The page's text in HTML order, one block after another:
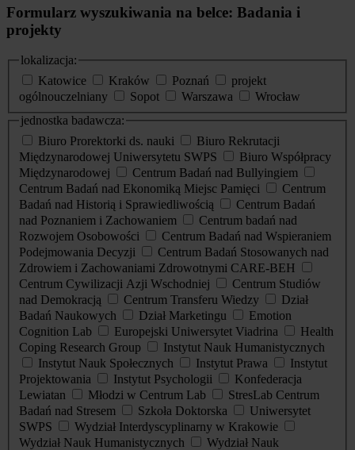
Formularz wyszukiwania na belce: Badania i
projekty
lokalizacja:
Katowice
Kraków Poznań
projekt
ogólnouczelniany
Sopot Warszawa
Wrocław
jednostka badawcza:
Biuro Prorektorki ds. nauki
Biuro Rekrutacji
Międzynarodowej Uniwersytetu SWPS
Biuro Współpracy
Międzynarodowej
Centrum Badań nad Bullyingiem
Centrum Badań nad Ekonomiką Miejsc Pamięci
Centrum
Badań nad Historią i Sprawiedliwością
Centrum Badań
nad Poznaniem i Zachowaniem
Centrum badań nad
Rozwojem Osobowości
Centrum Badań nad Wspieraniem
Podejmowania Decyzji
Centrum Badań Stosowanych nad
Zdrowiem i Zachowaniami Zdrowotnymi CARE-BEH
Centrum Cywilizacji Azji Wschodniej
Centrum Studiów
nad Demokracją
Centrum Transferu Wiedzy
Dział
Badań Naukowych
Dział Marketingu
Emotion
Cognition Lab
Europejski Uniwersytet Viadrina
Health
Coping Research Group
Instytut Nauk Humanistycznych
Instytut Nauk Społecznych
Instytut Prawa
Instytut
Projektowania
Instytut Psychologii
Konfederacja
Lewiatan
Młodzi w Centrum Lab
StresLab Centrum
Badań nad Stresem
Szkoła Doktorska
Uniwersytet
SWPS
Wydział Interdyscyplinarny w Krakowie
Wydział Nauk Humanistycznych
Wydział Nauk